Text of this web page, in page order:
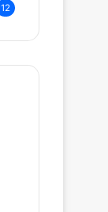
12